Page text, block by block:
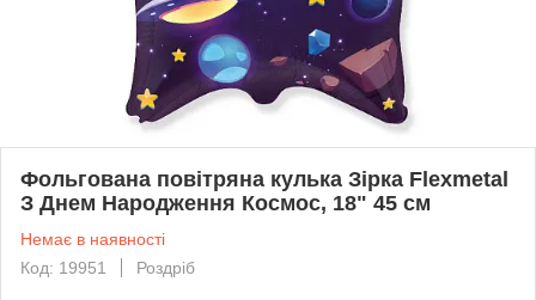
Фольгована повітряна кулька Зірка Flexmetal
З Днем Народження Космос, 18" 45 см
Немає в наявності
Код: 19951
Роздріб